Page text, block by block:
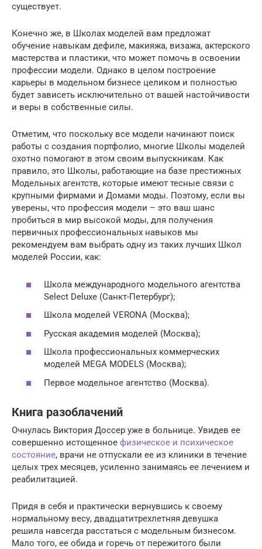
существует.
Конечно же, в Школах моделей вам предложат
обучение навыкам дефиле, макияжа, визажа, актерского
мастерства и пластики, что может помочь в освоении
профессии модели. Однако в целом построение
карьеры в модельном бизнесе целиком и полностью
будет зависеть исключительно от вашей настойчивости
и веры в собственные силы.
Отметим, что поскольку все модели начинают поиск
работы с создания портфолио, многие Школы моделей
охотно помогают в этом своим выпускникам. Как
правило, это Школы, работающие на базе престижных
Модельных агентств, которые имеют тесные связи с
крупными фирмами и Домами моды. Поэтому, если вы
уверены, что профессия модели – это ваш шанс
пробиться в мир высокой моды, для получения
первичных профессиональных навыков мы
рекомендуем вам выбрать одну из таких лучших Школ
моделей России, как:
Школа международного модельного агентства
Select Deluxe (Санкт-Петербург);
Школа моделей VERONA (Москва);
Русская академия моделей (Москва);
Школа профессиональных коммерческих
моделей MEGA MODELS (Москва);
Первое модельное агентство (Москва).
Книга разоблачений
Очнулась Виктория Доссер уже в больнице. Увидев ее
совершенно истощенное физическое и психическое
состояние, врачи не отпускали ее из клиники в течение
целых трех месяцев, усиленно занимаясь ее лечением и
реабилитацией.
Придя в себя и практически вернувшись к своему
нормальному весу, двадцатитрехлетняя девушка
решила навсегда расстаться с модельным бизнесом.
Мало того, ее обида и горечь от пережитого были